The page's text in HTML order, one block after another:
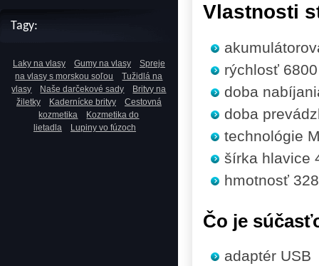
Tagy:
Laky na vlasy Gumy na vlasy
Spreje
na vlasy s morskou soľou
Tužidlá na
vlasy
Naše darčekové sady
Britvy na
žiletky
Kadernícke britvy
Cestovná
kozmetika
Kozmetika do
lietadla
Lupiny vo fúzoch
Vlastnosti
rýchlosť
doba
doba
technológie
šírka hlavice
hmotnosť
Čo je
adaptér USB